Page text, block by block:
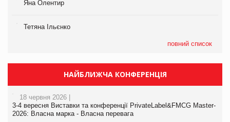
Яна Олентир
Тетяна Ільєнко
повний список
НАЙБЛИЖЧА КОНФЕРЕНЦІЯ
18 червня 2026 |
3-4 вересня Виставки та конференції PrivateLabel&FMCG Master-
2026: Власна марка - Власна перевага